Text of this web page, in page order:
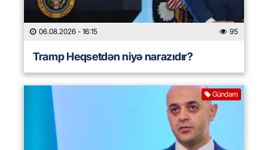
06.08.2026 - 16:15 95
Tramp Heqsetdən niyə narazıdır?
Gündəm